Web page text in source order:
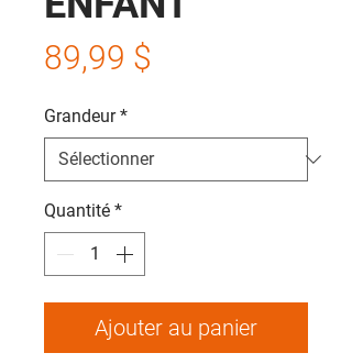
89,99 $
Grandeur *
Quantité *
Ajouter au panier